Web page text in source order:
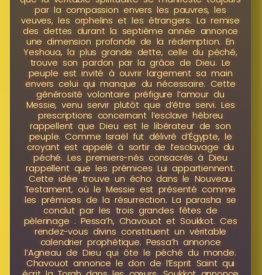
par la compassion envers les pauvres, les
veuves, les orphelins et les étrangers. La remise
des dettes durant la septième année annonce
une dimension profonde de la rédemption. En
Yeshoua, la plus grande dette, celle du péché,
trouve son pardon par la grâce de Dieu. Le
peuple est invité à ouvrir largement sa main
envers celui qui manque du nécessaire. Cette
générosité volontaire préfigure l’amour du
Messie, venu servir plutôt que d’être servi. Les
prescriptions concernant l’esclave hébreu
rappellent que Dieu est le libérateur de son
peuple. Comme Israël fut délivré d’Égypte, le
croyant est appelé à sortir de l’esclavage du
péché. Les premiers-nés consacrés à Dieu
rappellent que les prémices Lui appartiennent.
Cette idée trouve un écho dans le Nouveau
Testament, où le Messie est présenté comme
les prémices de la résurrection. La parasha se
conclut par les trois grandes fêtes de
pèlerinage : Pessa’h, Chavouot et Soukkot. Ces
rendez-vous divins constituent un véritable
calendrier prophétique. Pessa’h annonce
l’Agneau de Dieu qui ôte le péché du monde.
Chavouot annonce le don de l’Esprit Saint qui